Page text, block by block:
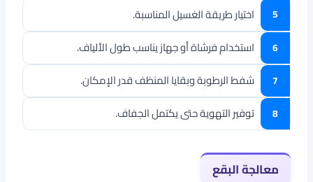
اختيار طريقة الغسيل المناسبة.
استخدام فرشاة أو جهاز يناسب طول الألياف.
شفط الرطوبة وبقايا المنظف قدر الإمكان.
توفير التهوية حتى يكتمل الجفاف.
معالجة البقع